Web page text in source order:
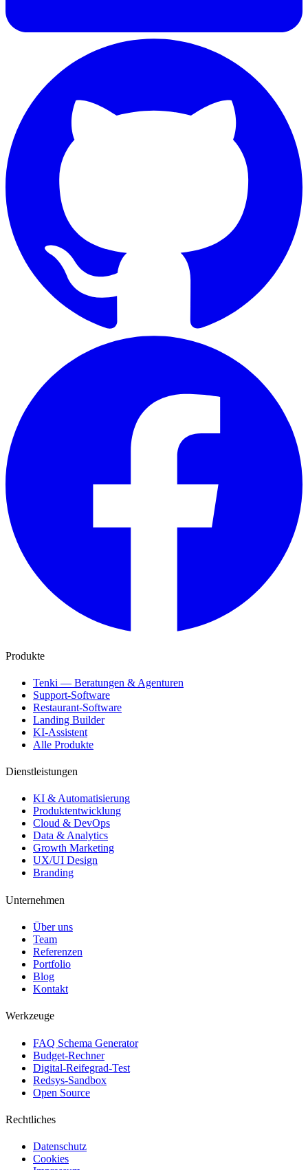
Produkte
Tenki — Beratungen & Agenturen
Support-Software
Restaurant-Software
Landing Builder
KI-Assistent
Alle Produkte
Dienstleistungen
KI & Automatisierung
Produktentwicklung
Cloud & DevOps
Data & Analytics
Growth Marketing
UX/UI Design
Branding
Unternehmen
Über uns
Team
Referenzen
Portfolio
Blog
Kontakt
Werkzeuge
FAQ Schema Generator
Budget-Rechner
Digital-Reifegrad-Test
Redsys-Sandbox
Open Source
Rechtliches
Datenschutz
Cookies